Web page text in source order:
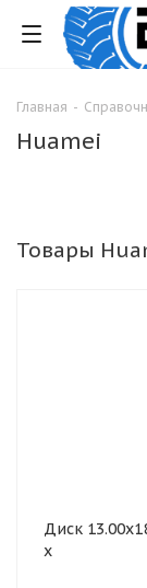
Главная -
Huamei
Товары
Диск
х